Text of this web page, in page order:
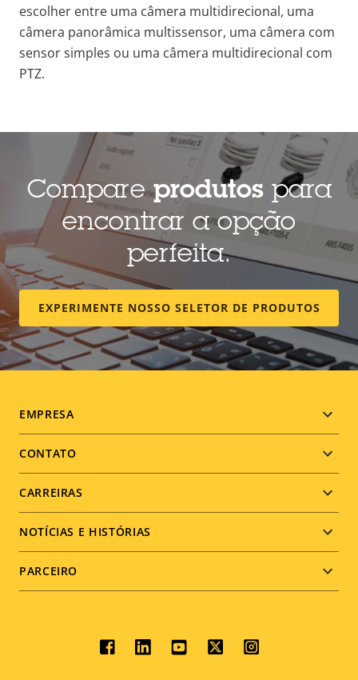
escolher entre uma câmera multidirecional, uma
câmera panorâmica multissensor, uma câmera com
sensor simples ou uma câmera multidirecional com
PTZ.
Compareprodutospara
encontrar a opção
perfeita.
EXPERIMENTE NOSSO SELETOR DE PRODUTOS
Footer
menu
EMPRESA
CONTATO
CARREIRAS
NOTÍCIAS E HISTÓRIAS
PARCEIRO
Social